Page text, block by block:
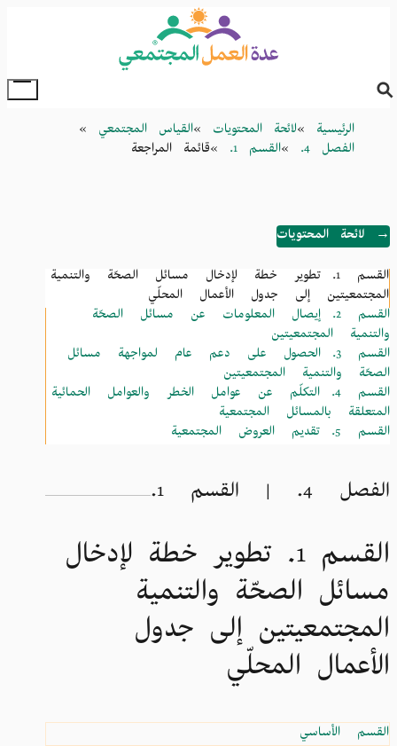
Breadcrumb
الرئيسية لائحة المحتويات
القياس المجتمعي
الفصل 4.
القسم 1. قائمة المراجعة
→ لائحة المحتويات
القسم 1.
تطوير خطة لإدخال مسائل الصحّة والتنمية
المجتمعيتين إلى جدول الأعمال المحلّي
القسم 2.
إيصال المعلومات عن مسائل الصحّة
والتنمية المجتمعيتين
القسم 3.
الحصول على دعم عام لمواجهة مسائل
الصحّة والتنمية المجتمعيتين
القسم 4.
التكلّم عن عوامل الخطر والعوامل الحمائية
المتعلقة بالمسائل المجتمعية
القسم 5.
تقديم العروض المجتمعية
الفصل 4. | القسم 1.
القسم 1. تطوير خطة لإدخال
مسائل الصحّة والتنمية
المجتمعيتين إلى جدول
الأعمال المحلّي
القسم الأساسي